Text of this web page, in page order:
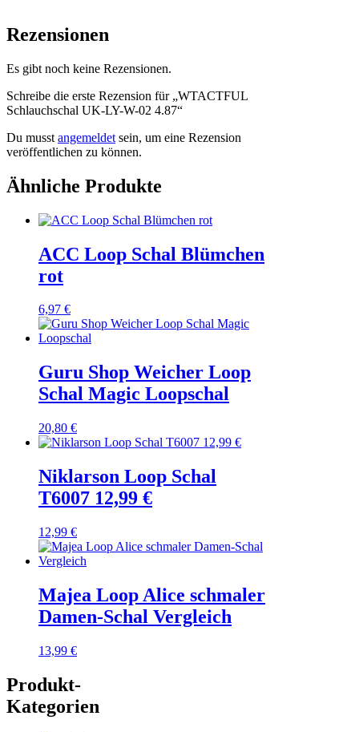
Rezensionen
Es gibt noch keine Rezensionen.
Schreibe die erste Rezension für „WTACTFUL
Schlauchschal UK-LY-W-02 4.87“
Du musst angemeldet sein, um eine Rezension
veröffentlichen zu können.
Ähnliche Produkte
ACC Loop Schal Blümchen
rot
6,97 €
Guru Shop Weicher Loop
Schal Magic Loopschal
20,80 €
Niklarson Loop Schal
T6007 12,99 €
12,99 €
Majea Loop Alice schmaler
Damen-Schal Vergleich
13,99 €
Produkt-
Kategorien